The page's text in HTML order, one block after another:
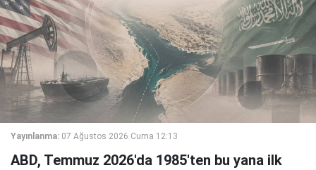
Yayınlanma: 07 Ağustos 2026 Cuma 12:13
ABD, Temmuz 2026'da 1985'ten bu yana ilk